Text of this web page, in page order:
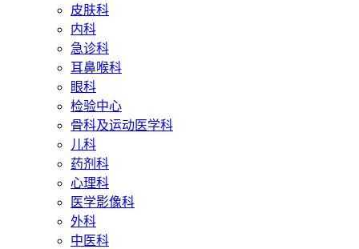
皮肤科
内科
急诊科
耳鼻喉科
眼科
检验中心
骨科及运动医学科
儿科
药剂科
心理科
医学影像科
外科
中医科